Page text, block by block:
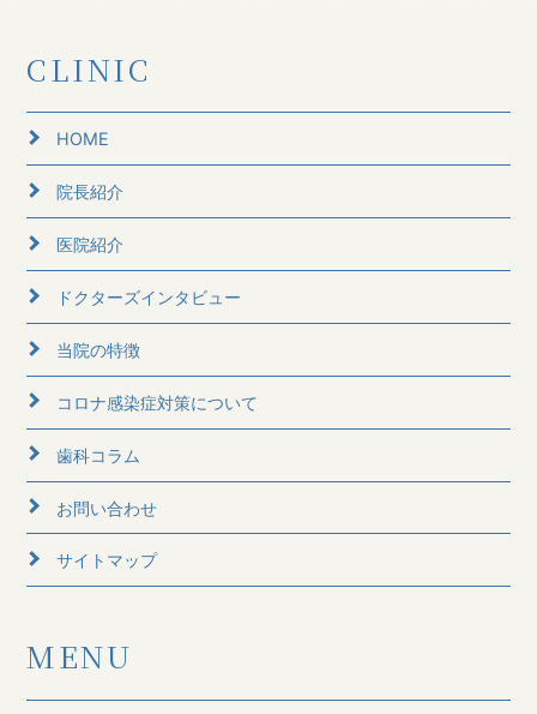
CLINIC
HOME
院長紹介
医院紹介
ドクターズインタビュー
当院の特徴
コロナ感染症対策について
歯科コラム
お問い合わせ
サイトマップ
MENU